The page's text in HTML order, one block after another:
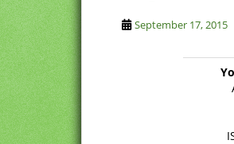
September 17, 2015